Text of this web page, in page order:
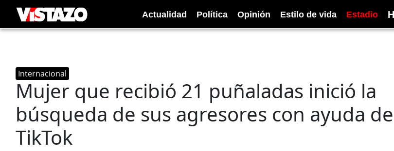
Actualidad Política Opinión Estilo de vida Estadio H
Internacional
Mujer que recibió 21 puñaladas inició la
búsqueda de sus agresores con ayuda de
TikTok